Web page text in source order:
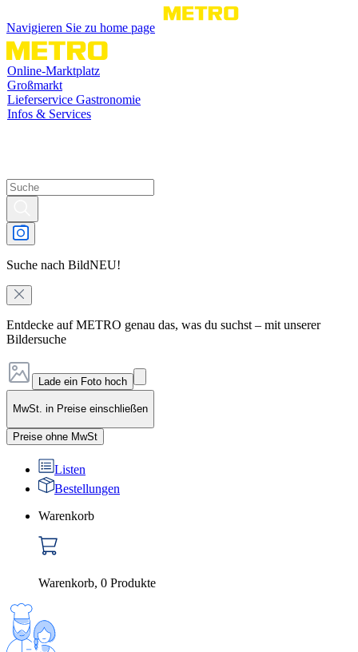
Navigieren Sie zu home page
Online-Marktplatz
Großmarkt
Lieferservice Gastronomie
Infos & Services
Suche nach BildNEU!
Entdecke auf METRO genau das, was du suchst – mit unserer
Bildersuche
Lade ein Foto hoch
MwSt. in Preise einschließen
Preise ohne MwSt
Listen
Bestellungen
Warenkorb
Warenkorb, 0 Produkte